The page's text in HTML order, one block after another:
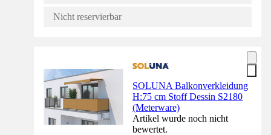
Nicht reservierbar
SOLUNA Balkonverkleidung
H:75 cm Stoff Dessin S2180
(Meterware)
Artikel wurde noch nicht
bewertet.